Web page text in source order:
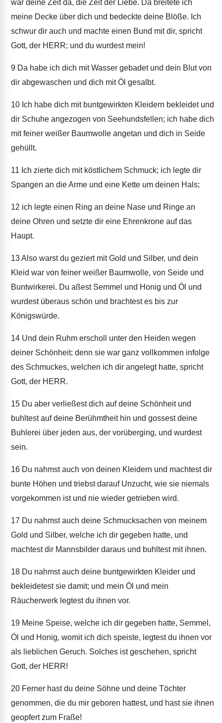
war deine Zeit da, die Zeit der Liebe. Da breitete ich
meine Decke über dich und bedeckte deine Blöße. Ich
schwur dir auch und machte einen Bund mit dir, spricht
Gott, der HERR; und du wurdest mein!
9 Da habe ich dich mit Wasser gebadet und dein Blut von
dir abgewaschen und dich mit Öl gesalbt.
10 Ich habe dich mit buntgewirkten Kleidern bekleidet und
dir Schuhe angezogen von Seehundsfellen; ich habe dich
mit feiner weißer Baumwolle angetan und dich in Seide
gehüllt.
11 Ich zierte dich mit köstlichem Schmuck; ich legte dir
Spangen an die Arme und eine Kette um deinen Hals;
12 ich legte einen Ring an deine Nase und Ringe an
deine Ohren und setzte dir eine Ehrenkrone auf das
Haupt.
13Also warst du geziert mit Gold und Silber, und dein
Kleid war von feiner weißer Baumwolle, von Seide und
Buntwirkerei. Du aßest Semmel und Honig und Öl und
wurdest überaus schön und brachtest es bis zur
Königswürde.
14 Und dein Ruhm erscholl unter den Heiden wegen
deiner Schönheit; denn sie war ganz vollkommen infolge
des Schmuckes, welchen ich dir angelegt hatte, spricht
Gott, der HERR.
15 Du aber verließest dich auf deine Schönheit und
buhltest auf deine Berühmtheit hin und gossest deine
Buhlerei über jeden aus, der vorüberging, und wurdest
sein.
16 Du nahmst auch von deinen Kleidern und machtest dir
bunte Höhen und triebst darauf Unzucht, wie sie niemals
vorgekommen ist und nie wieder getrieben wird.
17 Du nahmst auch deine Schmucksachen von meinem
Gold und Silber, welche ich dir gegeben hatte, und
machtest dir Mannsbilder daraus und buhltest mit ihnen.
18 Du nahmst auch deine buntgewirkten Kleider und
bekleidetest sie damit; und mein Öl und mein
Räucherwerk legtest du ihnen vor.
19 Meine Speise, welche ich dir gegeben hatte, Semmel,
Öl und Honig, womit ich dich speiste, legtest du ihnen vor
als lieblichen Geruch. Solches ist geschehen, spricht
Gott, der HERR!
20 Ferner hast du deine Söhne und deine Töchter
genommen, die du mir geboren hattest, und hast sie ihnen
geopfert zum Fraße!